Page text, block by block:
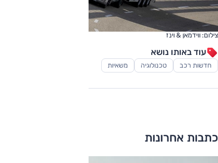
צילום: ווידמאן & וינז
עוד באותו נושא
חדשות רכב טכנולוגיה משאיות
כתבות אחרונות